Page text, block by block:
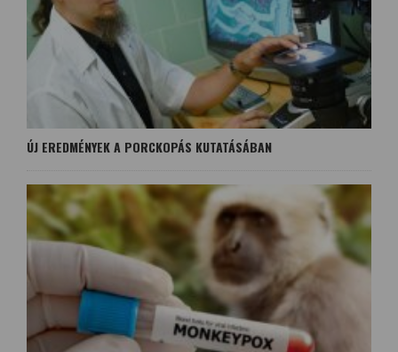
ÚJ EREDMÉNYEK A PORCKOPÁS KUTATÁSÁBAN